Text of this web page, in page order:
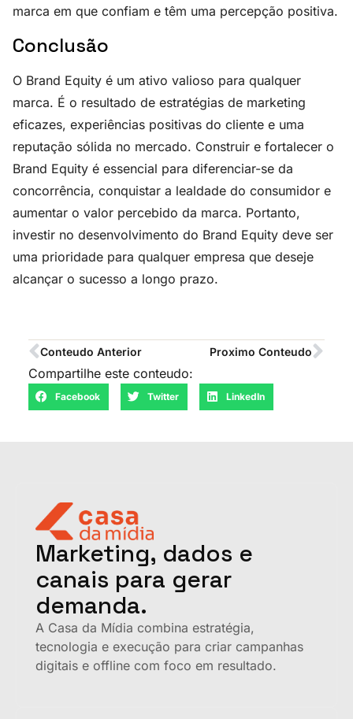
marca em que confiam e têm uma percepção positiva.
Conclusão
O Brand Equity é um ativo valioso para qualquer
marca. É o resultado de estratégias de marketing
eficazes, experiências positivas do cliente e uma
reputação sólida no mercado. Construir e fortalecer o
Brand Equity é essencial para diferenciar-se da
concorrência, conquistar a lealdade do consumidor e
aumentar o valor percebido da marca. Portanto,
investir no desenvolvimento do Brand Equity deve ser
uma prioridade para qualquer empresa que deseje
alcançar o sucesso a longo prazo.
Conteudo Anterior Proximo Conteudo
Compartilhe este conteudo:
Facebook Twitter LinkedIn
Marketing, dados e
canais para gerar
demanda.
A Casa da Mídia combina estratégia,
tecnologia e execução para criar campanhas
digitais e offline com foco em resultado.